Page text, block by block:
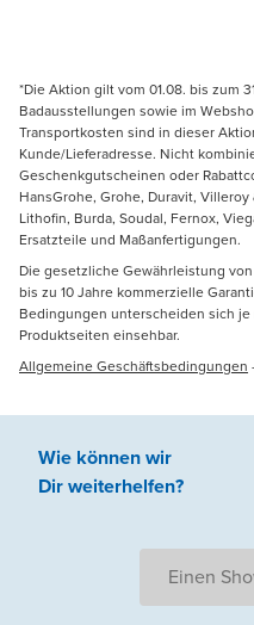
*Die Aktion gilt vom 01.08. bis zum
Badausstellungen sowie im
Transportkosten sind in dieser
Kunde/Lieferadresse. Nicht
Geschenkgutscheinen oder
HansGrohe, Grohe, Duravit,
Lithofin, Burda, Soudal, Fernox,
Ersatzteile und Maßanfertigungen.
Die gesetzliche Gewährleistung
bis zu 10 Jahre kommerzielle
Bedingungen unterscheiden sich
Produktseiten einsehbar.
Allgemeine Geschäftsbedingungen
Wie können wir
Dir weiterhelfen?
Einen